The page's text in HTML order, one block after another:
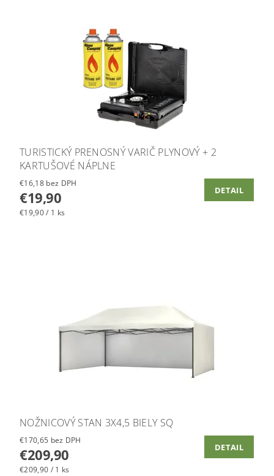
TURISTICKÝ PRENOSNÝ VARIČ PLYNOVÝ + 2
KARTUŠOVÉ NÁPLNE
€16,18 bez DPH
€19,90
€19,90 / 1 ks
DETAIL
NOŽNICOVÝ STAN 3X4,5 BIELY SQ
€170,65 bez DPH
€209,90
€209,90 / 1 ks
DETAIL